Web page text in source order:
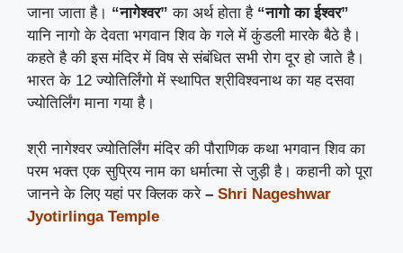
जाना जाता है। “नागेश्वर” का अर्थ होता है “नागो का ईश्वर”
यानि नागो के देवता भगवान शिव के गले में कुंडली मारके बैठे है।
कहते है की इस मंदिर में विष से संबंधित सभी रोग दूर हो जाते है।
भारत के 12 ज्योतिर्लिंगो में स्थापित श्रीविश्वनाथ का यह दसवा
ज्योतिर्लिंग माना गया है।
श्री नागेश्वर ज्योतिर्लिंग मंदिर की पौराणिक कथा भगवान शिव का
परम भक्त एक सुप्रिय नाम का धर्मात्मा से जुड़ी है। कहानी को पूरा
जानने के लिए यहां पर क्लिक करे– Shri Nageshwar
Jyotirlinga Temple